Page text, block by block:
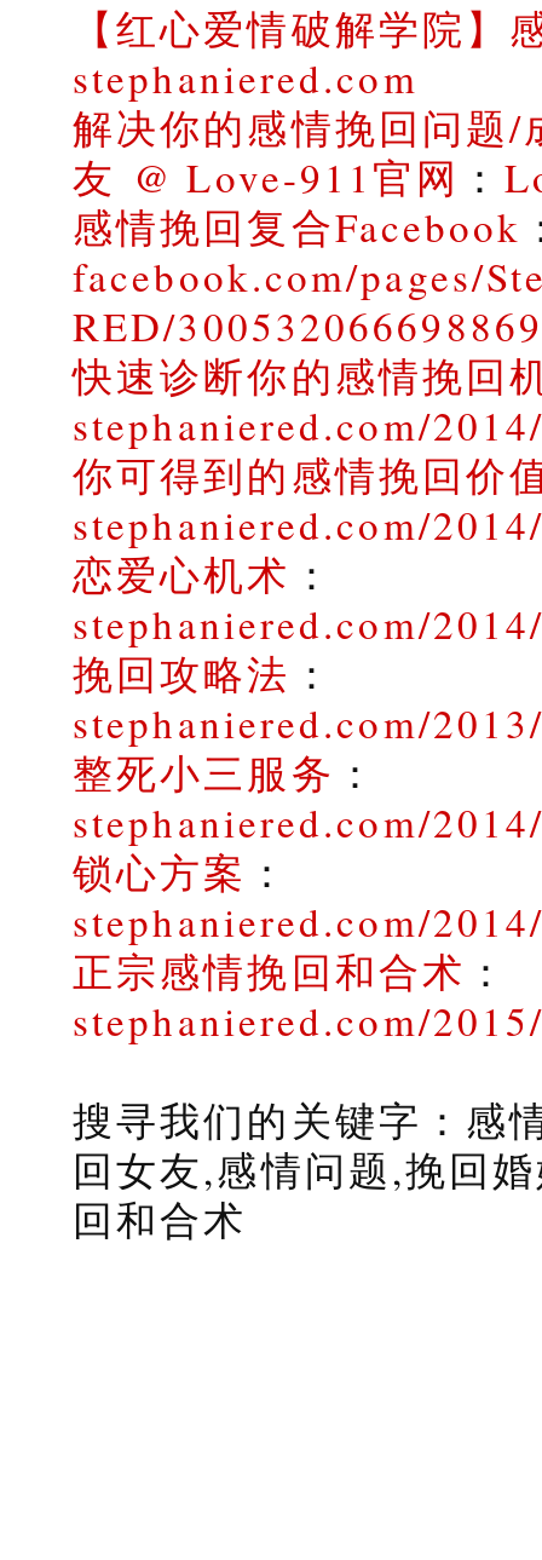
【红心爱情破解学院】
stephaniered.com
解决你的感情挽回问题
友 @ Love-911官网 ：
感情挽回复合Facebook
facebook.com/pages/
RED/300532066698869
快速诊断你的感情挽回
stephaniered.com/
你可得到的感情挽回价
stephaniered.com/
恋爱心机术 ：
stephaniered.com/
挽回攻略法 ：
stephaniered.com/
整死小三服务 ：
stephaniered.com/
锁心方案 ：
stephaniered.com/
正宗感情挽回和合术 ：
stephaniered.com/
搜寻我们的关键字：感
回女友,感情问题,挽回
回和合术